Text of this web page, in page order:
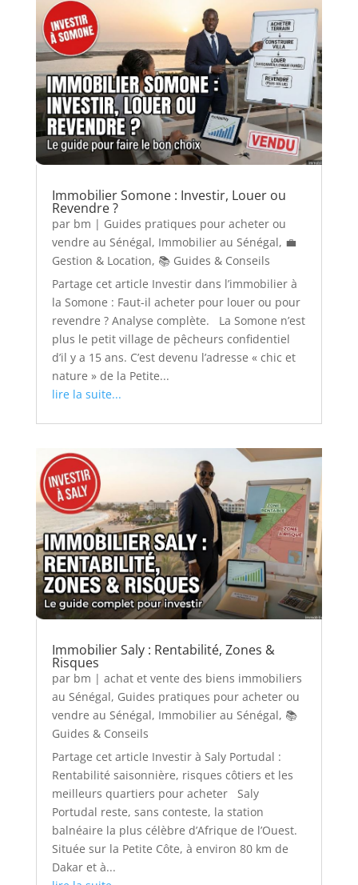
Immobilier Somone : Investir, Louer ou
Revendre ?
par bm | Guides pratiques pour acheter ou
vendre au Sénégal, Immobilier au Sénégal, 💼
Gestion & Location, 📚 Guides & Conseils
Partage cet article Investir dans l’immobilier à
la Somone : Faut-il acheter pour louer ou pour
revendre ? Analyse complète. La Somone n’est
plus le petit village de pêcheurs confidentiel
d’il y a 15 ans. C’est devenu l’adresse « chic et
nature » de la Petite...
lire la suite...
Immobilier Saly : Rentabilité, Zones &
Risques
par bm | achat et vente des biens immobiliers
au Sénégal, Guides pratiques pour acheter ou
vendre au Sénégal, Immobilier au Sénégal, 📚
Guides & Conseils
Partage cet article Investir à Saly Portudal :
Rentabilité saisonnière, risques côtiers et les
meilleurs quartiers pour acheter Saly
Portudal reste, sans conteste, la station
balnéaire la plus célèbre d’Afrique de l’Ouest.
Située sur la Petite Côte, à environ 80 km de
Dakar et à...